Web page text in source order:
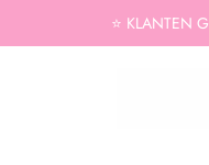
⭐ KLANTEN